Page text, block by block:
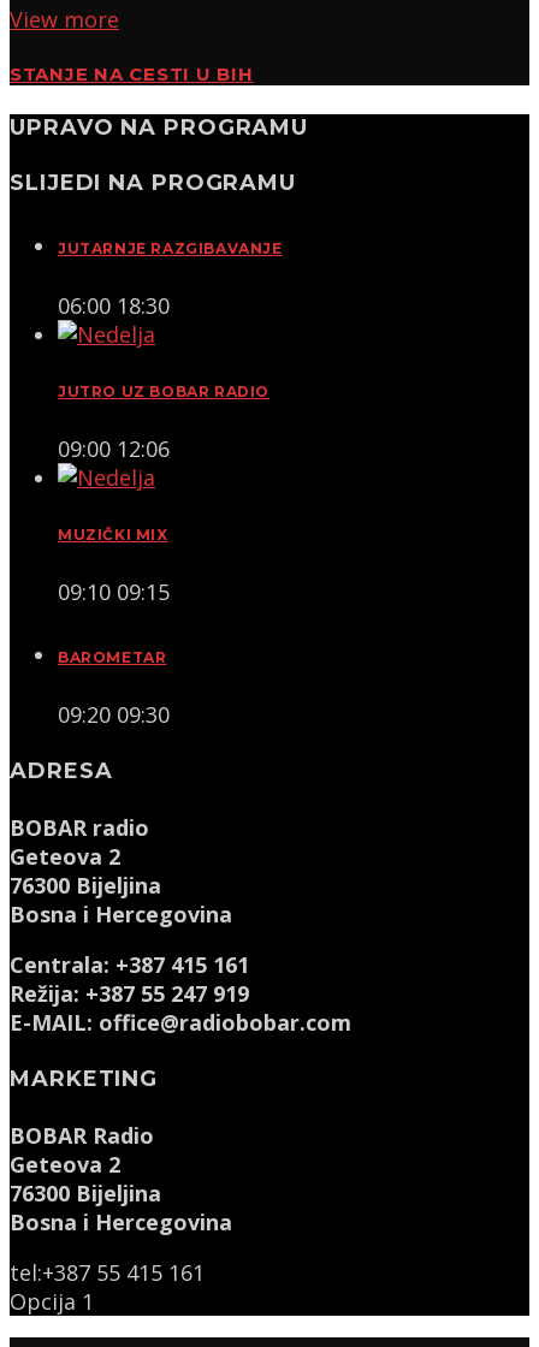
View more
STANJE NA CESTI U BIH
UPRAVO NA PROGRAMU
SLIJEDI NA PROGRAMU
JUTARNJE RAZGIBAVANJE
06:00 18:30
JUTRO UZ BOBAR RADIO
09:00 12:06
MUZIČKI MIX
09:10 09:15
BAROMETAR
09:20 09:30
ADRESA
BOBAR radio
Geteova 2
76300 Bijeljina
Bosna i Hercegovina
Centrala: +387 415 161
Režija: +387 55 247 919
E-MAIL: office@radiobobar.com
MARKETING
BOBAR Radio
Geteova 2
76300 Bijeljina
Bosna i Hercegovina
tel:+387 55 415 161
Opcija 1